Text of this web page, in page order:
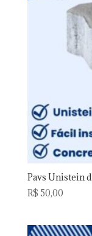
Pavs Unistein
R$ 50,00